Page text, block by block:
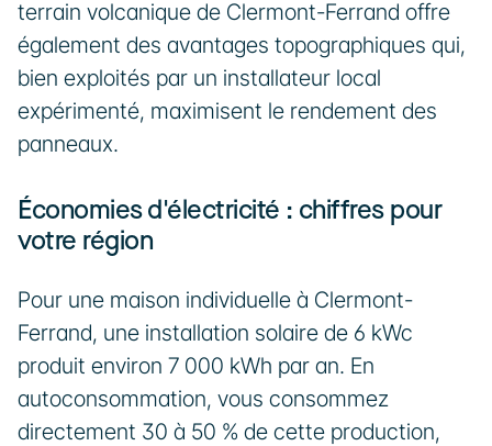
terrain volcanique de Clermont-Ferrand offre
également des avantages topographiques qui,
bien exploités par un installateur local
expérimenté, maximisent le rendement des
panneaux.
Économies d'électricité : chiffres pour
votre région
Pour une maison individuelle à Clermont-
Ferrand, une installation solaire de 6 kWc
produit environ 7 000 kWh par an. En
autoconsommation, vous consommez
directement 30 à 50 % de cette production,